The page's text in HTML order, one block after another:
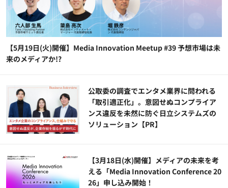
【5月19日(火)開催】Media Innovation Meetup #39 予想市場は未
来のメディアか!?
公​​取委の調査でエンタメ業界に問われる
「取引適正化」。意図せぬコンプライア
ンス違反を未然に防ぐ日立システムズの
ソリューション​【PR】
【3月18日(水)開催】メディアの未来を考
える「Media Innovation Conference 20
26」申し込み開始！